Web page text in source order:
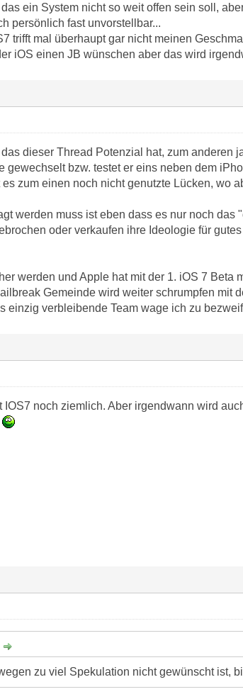
ein System nicht so weit offen sein soll,
persönlich fast unvorstellbar...
trifft mal überhaupt gar nicht meinen
iOS einen JB wünschen aber das wird
dieser Thread Potenzial hat, zum
gewechselt bzw. testet er eins neben dem
zum einen noch nicht genutzte Lücken, wo
werden muss ist eben dass es nur noch
oder verkaufen ihre Ideologie für
werden und Apple hat mit der 1. iOS 7
Gemeinde wird weiter schrumpfen mit
einzig verbleibende Team wage ich zu
IOS7 noch ziemlich. Aber irgendwann wird
zu viel Spekulation nicht gewünscht ist,